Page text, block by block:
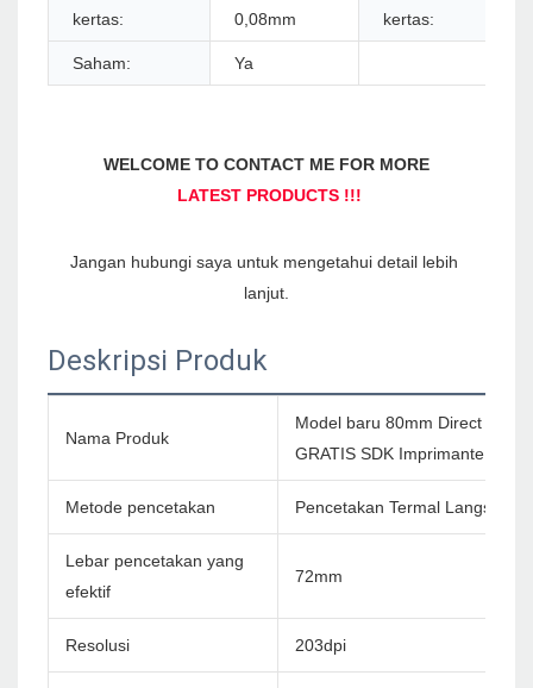
kertas:
0,08mm
kertas:
Saham: Ya
Jangan hubungi saya untuk mengetahui detail lebih
Deskripsi Produk
Nama Produk
Model baru 80mm Direct
GRATIS SDK Imprimante
Metode pencetakan Pencetakan Termal Langsung
Lebar pencetakan yang
efektif
72mm
Resolusi 203dpi